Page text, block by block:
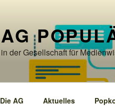
AG
in der Gesellschaft für
Die AG Aktuelles